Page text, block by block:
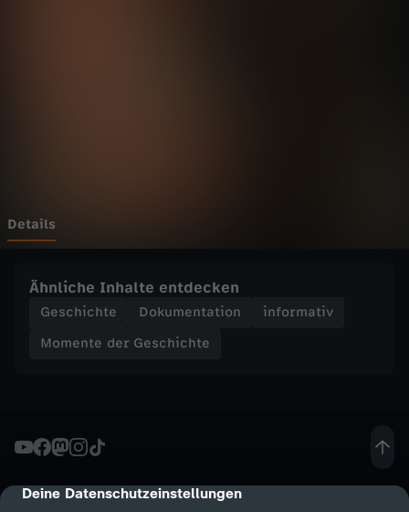
cmp-dialog-description
Deine Datenschutzeinstellungen
s
h
h
t
Details
Ähnliche Inhalte entdecken
Geschichte Dokumentation
informativ
Momente der Geschichte